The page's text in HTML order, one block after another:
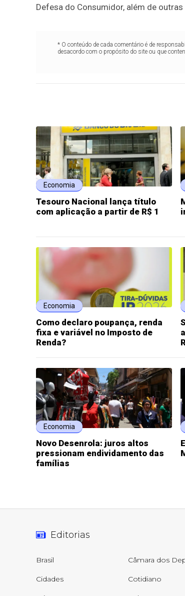
Defesa do Consumidor, além de
* O conteúdo de cada comentário é de
desacordo com o propósito do site ou que
Economia
Tesouro Nacional lança título
com aplicação a partir de R$ 1
Economia
Como declaro poupança, renda
fixa e variável no Imposto de
Renda?
Economia
Novo Desenrola: juros altos
pressionam endividamento das
famílias
Editorias
Brasil Câmara dos
Cidades Cotidiano